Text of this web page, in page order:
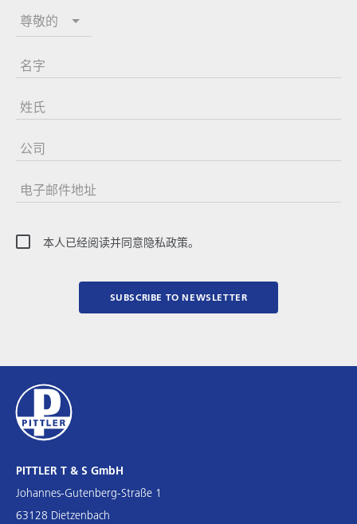
尊敬的
名字
姓氏
公司
电子邮件地址
本人已经阅读并同意隐私政策。
SUBSCRIBE TO NEWSLETTER
PITTLER T & S GmbH
Johannes-Gutenberg-Straße 1
63128 Dietzenbach